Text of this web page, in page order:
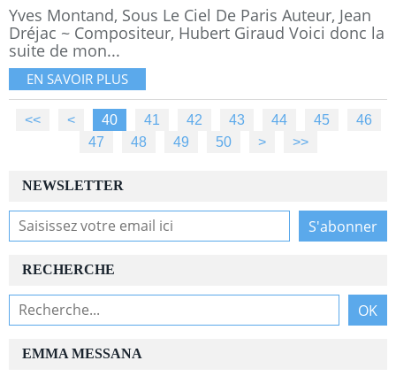
Yves Montand, Sous Le Ciel De Paris Auteur, Jean
Dréjac ~ Compositeur, Hubert Giraud Voici donc la
suite de mon...
EN SAVOIR PLUS
<< < 10
20
30
40 41 42 43 44 45
46
47
48 49 50 60
70
80
90
100
> >>
NEWSLETTER
RECHERCHE
EMMA MESSANA